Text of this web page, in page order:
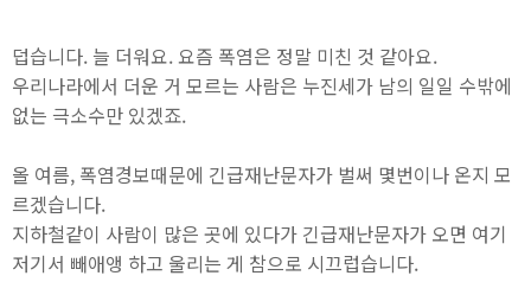
덥습니다. 늘 더워요. 요즘 폭염은 정말 미친 것 같아요.
우리나라에서 더운 거 모르는 사람은 누진세가 남의 일일 수밖에
없는 극소수만 있겠죠.
올 여름, 폭염경보때문에 긴급재난문자가 벌써 몇번이나 온지 모
르겠습니다.
지하철같이 사람이 많은 곳에 있다가 긴급재난문자가 오면 여기
저기서 빼애앵 하고 울리는 게 참으로 시끄럽습니다.